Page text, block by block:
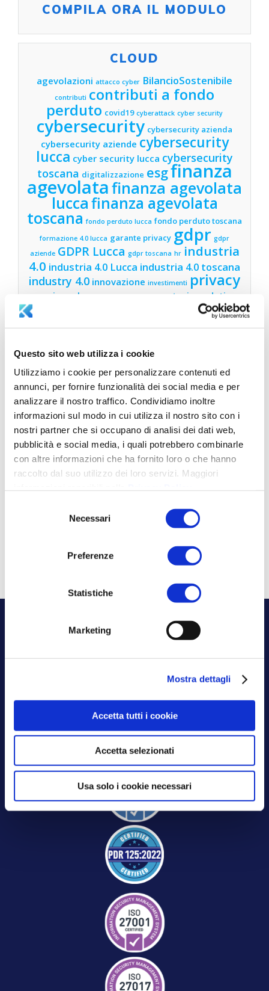
Questo sito web utilizza i cookie
Utilizziamo i cookie per personalizzare contenuti ed
annunci, per fornire funzionalità dei social media e per
analizzare il nostro traffico. Condividiamo inoltre
informazioni sul modo in cui utilizza il nostro sito con i
nostri partner che si occupano di analisi dei dati web,
pubblicità e social media, i quali potrebbero combinarle
con altre informazioni che ha fornito loro o che hanno
raccolto dal suo utilizzo dei loro servizi. Maggiori
Necessari
Preferenze
Statistiche
Marketing
Mostra dettagli
Accetta tutti i cookie
Accetta selezionati
Usa solo i cookie necessari
COMPILA ORA IL MODULO
CLOUD
agevolazioni attacco cyber BilancioSostenibile
contributi contributi a fondo
perduto covid19 cyberattack cyber security
cybersecurity cybersecurity azienda
cybersecurity aziende cybersecurity
lucca cyber security lucca cybersecurity
toscana digitalizzazione esgfinanza
agevolatafinanza agevolata
luccafinanza agevolata
toscana fondo perduto lucca fondo perduto toscana
formazione 4.0 lucca garante privacy gdpr gdpr
aziende GDPR Lucca gdpr toscana hr industria
4.0 industria 4.0 Lucca industria 4.0 toscana
industry 4.0 innovazione investimenti privacy
privacy lucca protezione dati
sicurezza
informatica sicurezza informatica
sicurezza informatica toscana
sostenibilità
LATEST NEWS
Legge 132/2025: governance intelligenza
artificiale in Italia Ottobre 15, 2025
Adeguarsi alla Direttiva NIS2: Come proteggere
Parità di Genere in Azienda: Vantaggi e
Opportunità con la Certificazione UNI/PdR
Luglio 8, 2025
Aksilia certificata
ISO 27001:2022